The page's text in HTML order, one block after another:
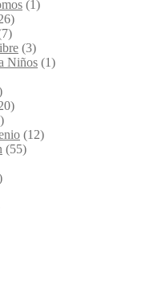
(1)
(3)
Niños (1)
(12)
(55)